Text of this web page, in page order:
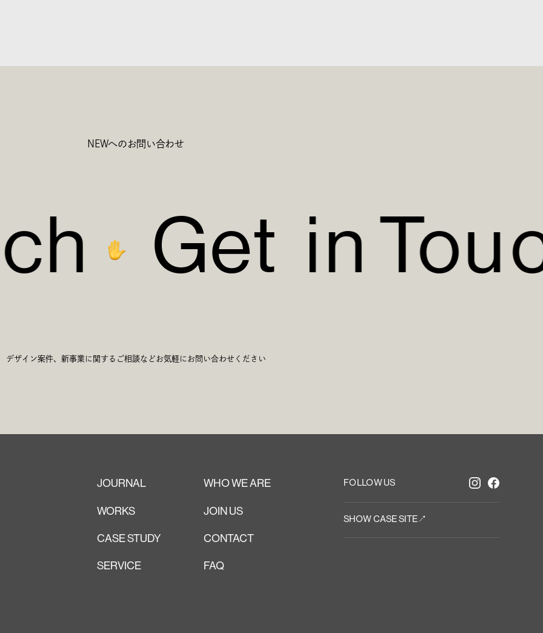
NEWへのお問い合わせ
ch
ch
Get in Tou
Get
デザイン案件、新事業に関するご相談などお気軽にお問い合わせください
JOURNAL WHO WE ARE
WORKS JOIN US
CASE STUDY CONTACT
SERVICE FAQ
FOLLOW US
SHOW CASE SITE↗︎